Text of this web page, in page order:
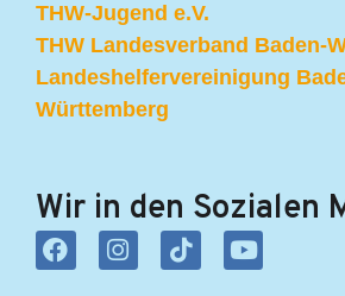
THW-Jugend e.V.
THW Landesverband Baden-
Landeshelfervereinigung
Württemberg
Wir in den Sozialen
F
a
I
n
T
i
Y
o